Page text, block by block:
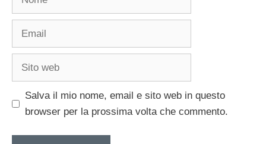
Email
Sito
Salva il mio nome, email e sito web in questo
browser per la prossima volta che commento.